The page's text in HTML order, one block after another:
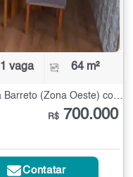
1 vaga 64 m²
R$ 700.000
Contatar